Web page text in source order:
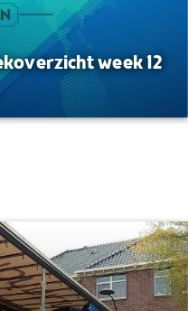
week 12